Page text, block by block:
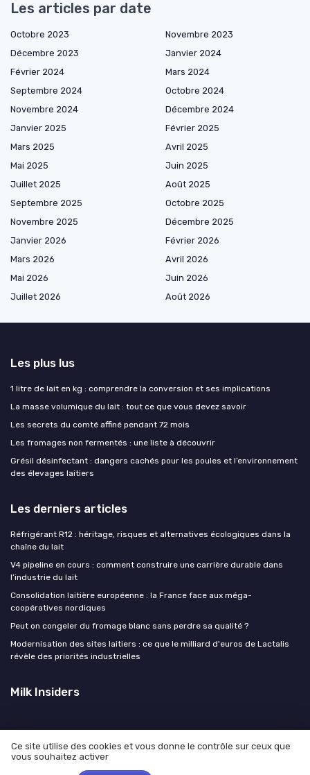
Les articles par date
Octobre 2023
Novembre 2023
Décembre 2023
Janvier 2024
Février 2024
Mars 2024
Septembre 2024
Octobre 2024
Novembre 2024
Décembre 2024
Janvier 2025
Février 2025
Mars 2025
Avril 2025
Mai 2025
Juin 2025
Juillet 2025
Août 2025
Septembre 2025
Octobre 2025
Novembre 2025
Décembre 2025
Janvier 2026
Février 2026
Mars 2026
Avril 2026
Mai 2026
Juin 2026
Juillet 2026
Août 2026
Les plus lus
1 litre de lait en kg : comprendre la conversion et ses implications
La masse volumique du lait : tout ce que vous devez savoir
Les secrets du comté affiné pendant 72 mois
Les fromages non fermentés : une liste à découvrir
Grésil désinfectant : dangers cachés pour les poules et l’environnement
des élevages laitiers
Les derniers articles
Réfrigérant R12 : héritage, risques et alternatives écologiques dans la
chaîne du lait
V4 pipeline en cours : comment construire une carrière durable dans
l’industrie du lait
Consolidation laitière européenne : la France face aux méga-
coopératives nordiques
Peut on congeler du fromage blanc sans perdre sa qualité ?
Modernisation des sites laitiers : ce que le milliard d'euros de Lactalis
révèle des priorités industrielles
Milk Insiders
Mentions légales
Ce site utilise des cookies et vous donne le contrôle sur ceux que
vous souhaitez activer